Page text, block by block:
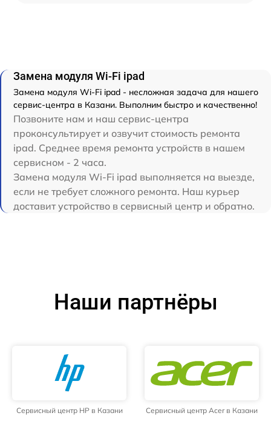
Замена модуля Wi-Fi ipad
Замена модуля Wi-Fi ipad - несложная задача для нашего
сервис-центра в Казани. Выполним быстро и качественно!
Позвоните нам и наш сервис-центра
проконсультирует и озвучит стоимость ремонта
ipad. Среднее время ремонта устройств в нашем
сервисном - 2 часа.
Замена модуля Wi-Fi ipad выполняется на выезде,
если не требует сложного ремонта. Наш курьер
доставит устройство в сервисный центр и обратно.
Наши партнёры
Сервисный центр HP в Казани Сервисный центр Acer в Казани